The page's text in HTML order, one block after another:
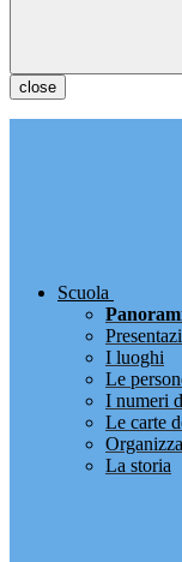
close
Scuola
I luoghi
Le
I numeri
Le carte
La storia